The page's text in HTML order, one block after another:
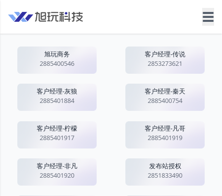
☰
旭玩商务
2885400546
客户经理-传说
2853273621
客户经理-灰狼
2885401884
客户经理-秦天
2885400754
客户经理-柠檬
2885401917
客户经理-凡哥
2885401919
客户经理-非凡
2885401920
发布站授权
2851833490